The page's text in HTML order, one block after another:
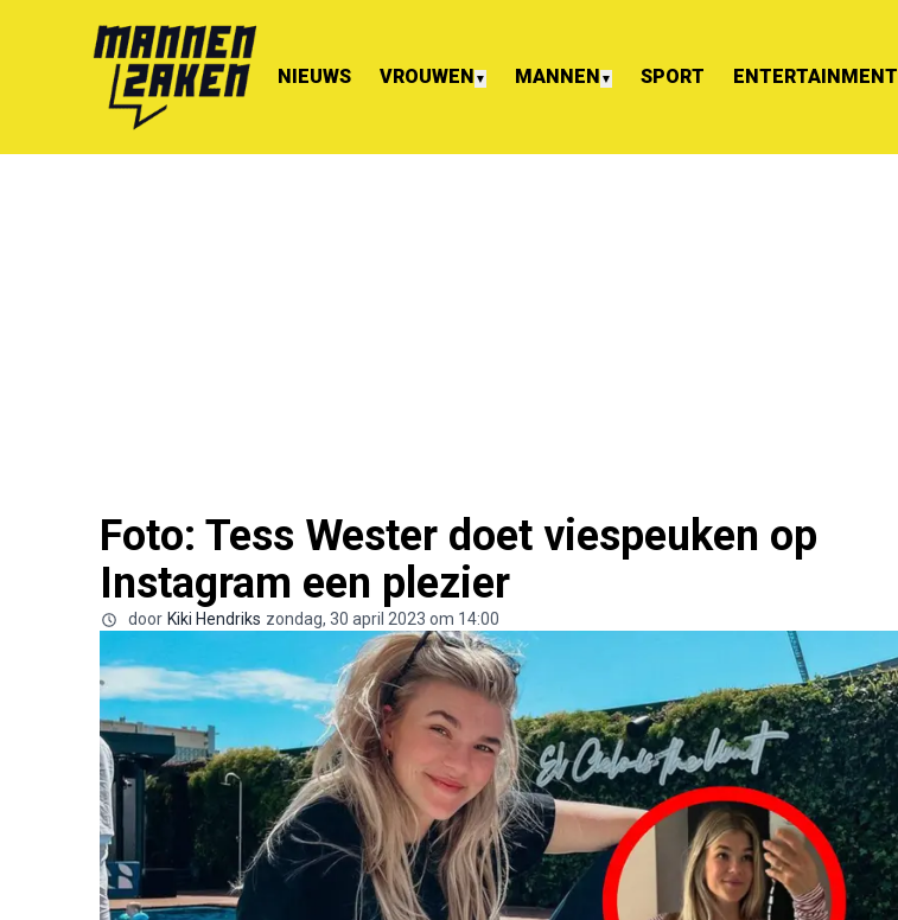
NIEUWS VROUWEN ▼ MANNEN ▼ SPORT ENTERTAINMENT
Foto: Tess Wester doet viespeuken op
Instagram een plezier
door Kiki Hendriks zondag, 30 april 2023 om 14:00